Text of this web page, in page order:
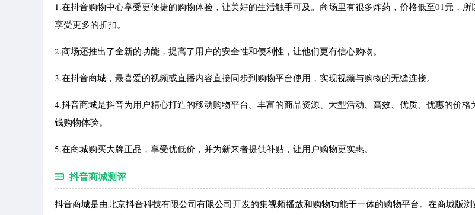
1.在抖音购物中心享受更便捷的购物体验，让美好的生活触手可及。商场里有很多炸药，价格低至01元，所
享受更多的折扣。
2.商场还推出了全新的功能，提高了用户的安全性和便利性，让他们更有信心购物。
3.在抖音商城，最喜爱的视频或直播内容直接同步到购物平台使用，实现视频与购物的无缝连接。
4.抖音商城是抖音为用户精心打造的移动购物平台。丰富的商品资源、大型活动、高效、优质、优惠的价格
钱购物体验。
5.在商城购买大牌正品，享受优低价，并为新来者提供补贴，让用户购物更实惠。
抖音商城测评
抖音商城是由北京抖音科技有限公司有限公司开发的集视频播放和购物功能于一体的购物平台。在商城版